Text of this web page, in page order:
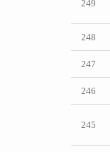
249
248
247
246
245